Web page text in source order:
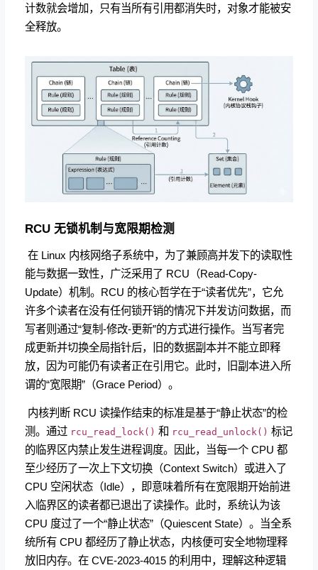
计数就会增加，只有当所有引用都消失时，对象才能被安
全释放。
RCU 无锁机制与宽限期检测
​ 在 Linux 内核网络子系统中，为了兼顾高并发下的读取性
能与数据一致性，广泛采用了 RCU（Read-Copy-
Update）机制。RCU 的核心哲学在于“读者优先”，它允
许多个读者在没有任何锁开销的情况下并发访问数据，而
写者则通过“复制-修改-更新”的方式进行操作。当写者完
成更新并切换全局指针后，旧的数据副本并不能立即释
放，因为可能仍有读者正在引用它。此时，旧副本进入所
谓的“宽限期”（Grace Period）。
​ 内核判断 RCU 读操作结束的标准是基于“静止状态”的检
测。通过 rcu_read_lock() 和 rcu_read_unlock() 标记
的临界区内禁止发生进程调度。因此，当每一个 CPU 都
至少经历了一次上下文切换（Context Switch）或进入了
CPU 空闲状态（Idle），即意味着所有在宽限期开始前进
入临界区的读者都已退出了读操作。此时，系统认为该
CPU 度过了一个“静止状态”（Quiescent State）。当全系
统所有 CPU 都经历了静止状态，内核便可安全地物理释
放旧内存。在 CVE-2023-4015 的利用中，理解这种逻辑